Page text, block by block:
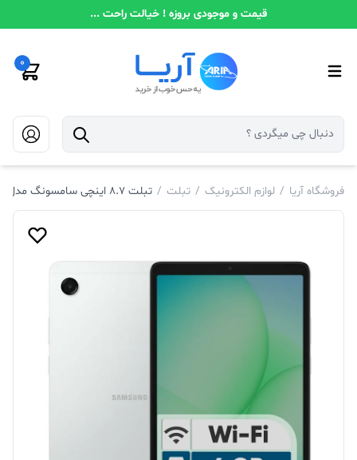
قیمت و موجودی بروزه ! خیالت راحت ...
0
فروشگاه آریا / لوازم الکترونیک / تبلت / تبلت ۸.۷ اینچی سامسونگ مدل Galaxy Tab A۱۱ Wi-Fi ظرفیت ۶۴ گیگابایت و رم ۴ گیگابایت